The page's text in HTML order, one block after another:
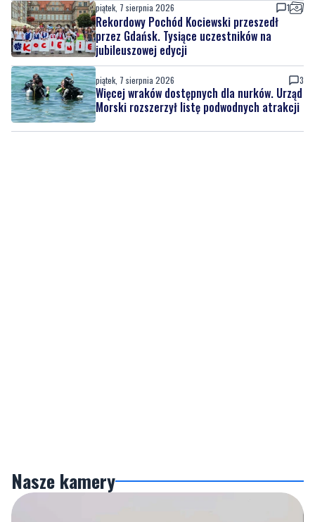
piątek, 7 sierpnia 2026 1
Rekordowy Pochód Kociewski przeszedł
przez Gdańsk. Tysiące uczestników na
jubileuszowej edycji
piątek, 7 sierpnia 2026 3
Więcej wraków dostępnych dla nurków. Urząd
Morski rozszerzył listę podwodnych atrakcji
Nasze kamery